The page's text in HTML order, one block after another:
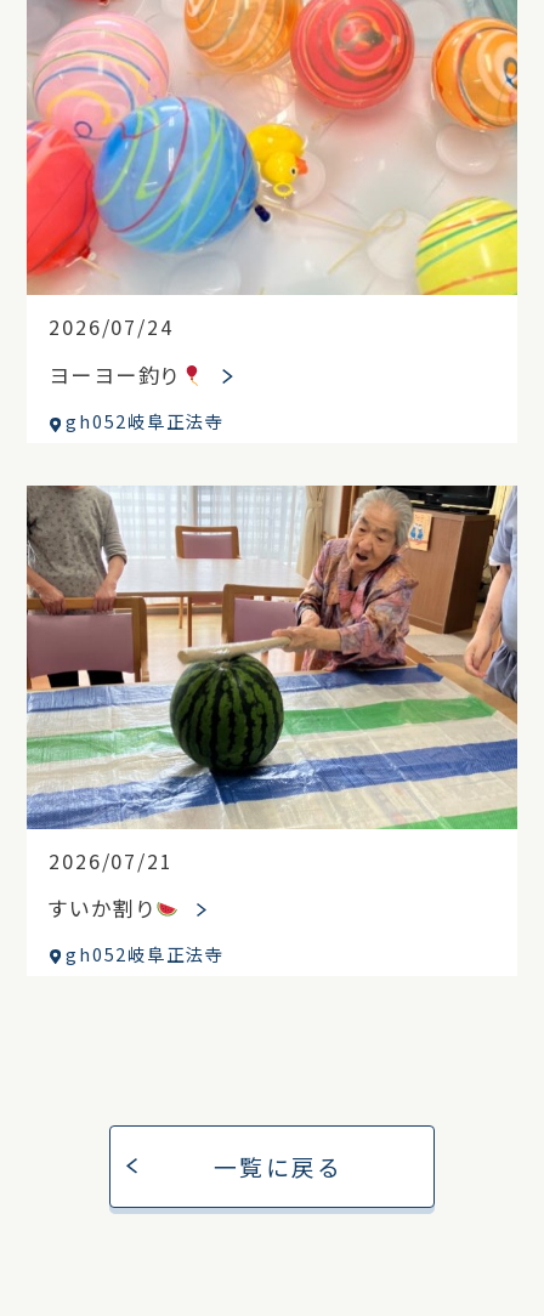
2026/07/24
ヨーヨー釣り
gh052岐阜正法寺
2026/07/21
すいか割り
gh052岐阜正法寺
一覧に戻る